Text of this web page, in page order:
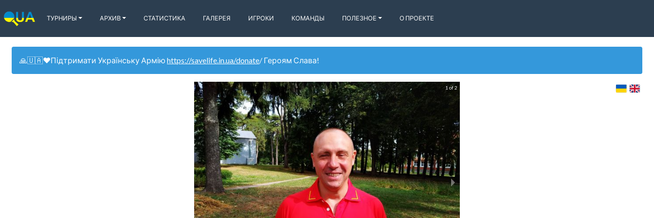
ТУРНИРЫ АРХИВ СТАТИСТИКА ГАЛЕРЕЯ ИГРОКИ КОМАНДЫ ПОЛЕЗНОЕ О ПРОЕКТЕ
🙏🇺🇦❤️Підтримати Українську Армію https://savelife.in.ua/donate/ Героям Слава!
1 of 2